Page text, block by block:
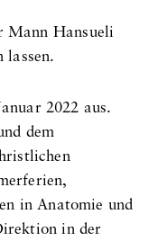
Mann Hansueli
lassen.
2022 aus.
dem
in Anatomie und
in der